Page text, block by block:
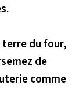
terre du four,
de
comme